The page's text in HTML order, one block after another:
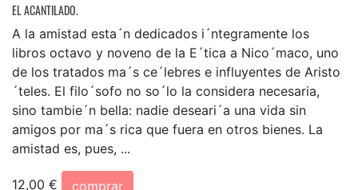
EL ACANTILADO.
A la amistad esta´n dedicados i´ntegramente los
libros octavo y noveno de la E´tica a Nico´maco, uno
de los tratados ma´s ce´lebres e influyentes de Aristo
´teles. El filo´sofo no so´lo la considera necesaria,
sino tambie´n bella: nadie deseari´a una vida sin
amigos por ma´s rica que fuera en otros bienes. La
amistad es, pues, ...
12,00 €
comprar